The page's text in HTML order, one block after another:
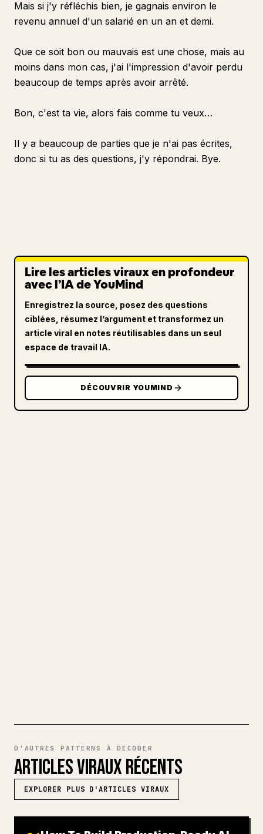
Mais si j'y réfléchis bien, je gagnais environ le
revenu annuel d'un salarié en un an et demi.
Que ce soit bon ou mauvais est une chose, mais au
moins dans mon cas, j'ai l'impression d'avoir perdu
beaucoup de temps après avoir arrêté.
Bon, c'est ta vie, alors fais comme tu veux…
Il y a beaucoup de parties que je n'ai pas écrites,
donc si tu as des questions, j'y répondrai. Bye.
Lire les articles viraux en profondeur
avec l’IA de YouMind
Enregistrez la source, posez des questions
ciblées, résumez l’argument et transformez un
article viral en notes réutilisables dans un seul
espace de travail IA.
DÉCOUVRIR YOUMIND
D'AUTRES PATTERNS À DÉCODER
ARTICLES VIRAUX RÉCENTS
EXPLORER PLUS D'ARTICLES VIRAUX